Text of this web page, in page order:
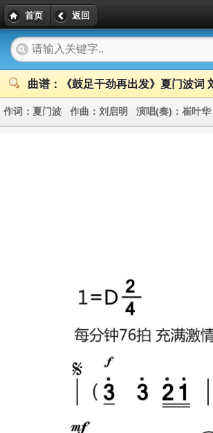
首页 返回
曲谱：《鼓足干劲再出发》夏门波词
作词： 夏门波 作曲： 刘启明 演唱(奏)： 崔叶华